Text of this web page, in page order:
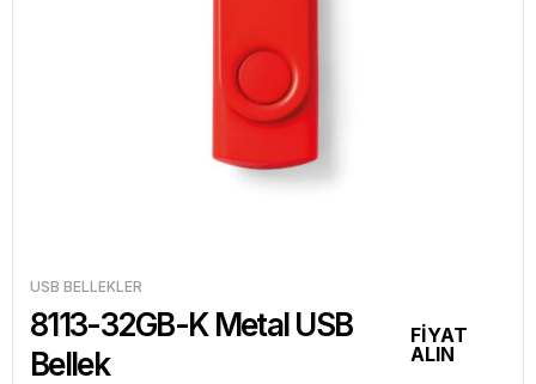
USB BELLEKLER
8113-32GB-K Metal USB
Bellek
FİYAT
ALIN